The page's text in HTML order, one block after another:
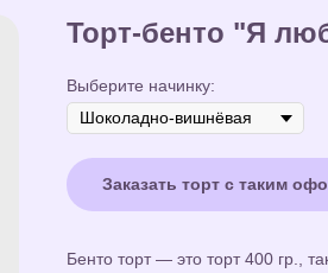
Торт-бенто "Я
Выберите начинку:
Заказать торт с таким
Бенто торт — это торт 400 гр.,